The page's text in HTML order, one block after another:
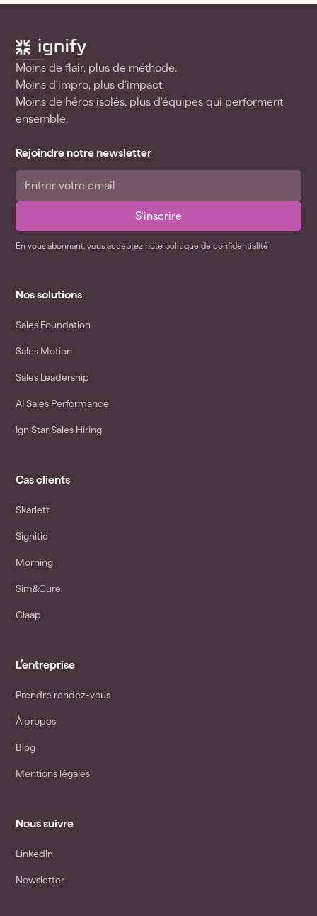
Moins de flair, plus de méthode.​
Moins d'impro, plus d'impact.​
Moins de héros isolés, plus d'équipes qui performent
ensemble.
Rejoindre notre newsletter
En vous abonnant, vous acceptez notepolitique de confidentialité
Nos solutions
Sales Foundation
Sales Motion
Sales Leadership
AI Sales Performance
IgniStar Sales Hiring
Cas clients
Skarlett
Signitic
Morning
Sim&Cure
Claap
L’entreprise
Prendre rendez-vous
À propos
Blog
Mentions légales
Nous suivre
LinkedIn
Newsletter